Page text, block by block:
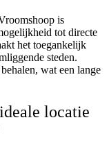
is
tot directe
het toegankelijk
steden.
wat een lange
locatie